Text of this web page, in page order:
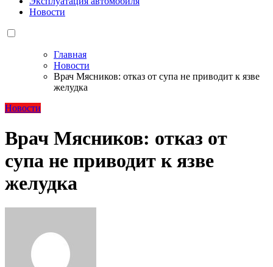
Новости
Главная
Новости
Врач Мясников: отказ от супа не приводит к язве
желудка
Новости
Врач Мясников: отказ от
супа не приводит к язве
желудка